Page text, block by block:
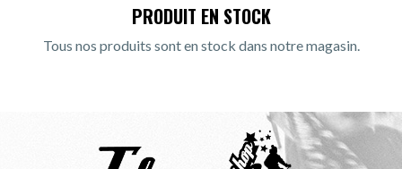
PRODUIT EN STOCK
Tous nos produits sont en stock dans notre magasin.